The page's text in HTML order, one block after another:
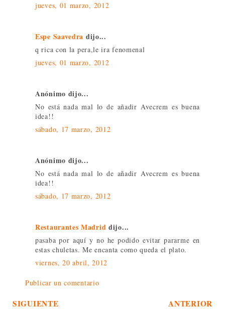
jueves, 01 marzo, 2012
Espe Saavedra dijo...
q rica con la pera,le ira fenomenal
jueves, 01 marzo, 2012
Anónimo dijo...
No está nada mal lo de añadir Avecrem es buena
idea!!
sábado, 17 marzo, 2012
Anónimo dijo...
No está nada mal lo de añadir Avecrem es buena
idea!!
sábado, 17 marzo, 2012
Restaurantes Madrid dijo...
pasaba por aquí y no he podido evitar pararme en
estas chuletas. Me encanta como queda el plato.
viernes, 20 abril, 2012
Publicar un comentario
SIGUIENTE ANTERIOR